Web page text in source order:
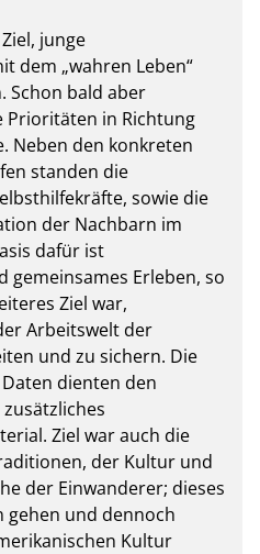
junge
dem „wahren Leben“
Schon bald aber
Prioritäten in Richtung
Neben den konkreten
standen die
sowie die
der Nachbarn im
dafür ist
gemeinsames Erleben, so
Ziel war,
Arbeitswelt der
und zu sichern. Die
dienten den
Ziel war auch die
der Kultur und
der Einwanderer; dieses
und dennoch
Kultur